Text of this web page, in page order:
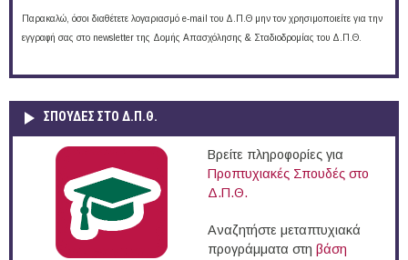
Παρακαλώ, όσοι διαθέτετε λογαριασμό e-mail του Δ.Π.Θ μην τον χρησιμοποιείτε για την
εγγραφή σας στο newsletter της Δομής Απασχόλησης & Σταδιοδρομίας του Δ.Π.Θ.
ΣΠΟΥΔΈΣ ΣΤΟ Δ.Π.Θ.
Βρείτε πληροφορίες για
Προπτυχιακές Σπουδές στο
Δ.Π.Θ.
Αναζητήστε μεταπτυχιακά
προγράμματα στη βάση